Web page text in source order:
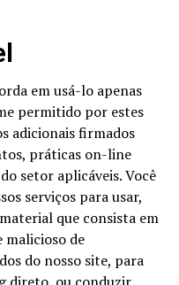
em usá-lo apenas
permitido por estes
adicionais firmados
práticas on-line
setor aplicáveis. Você
serviços para usar,
que consista em
malicioso de
do nosso site, para